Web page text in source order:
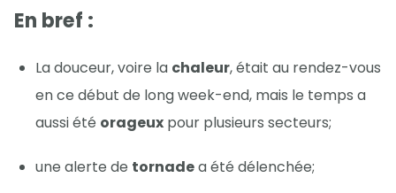
En bref :
La douceur, voire la chaleur, était au rendez-vous
en ce début de long week-end, mais le temps a
aussi été orageux pour plusieurs secteurs;
une alerte de tornadea été délenchée;